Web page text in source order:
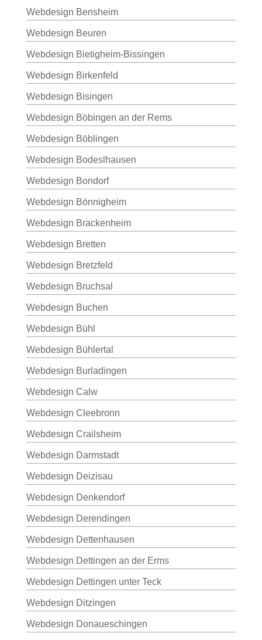
Webdesign Bensheim
Webdesign Beuren
Webdesign Bietigheim-Bissingen
Webdesign Birkenfeld
Webdesign Bisingen
Webdesign Böbingen an der Rems
Webdesign Böblingen
Webdesign Bodeslhausen
Webdesign Bondorf
Webdesign Bönnigheim
Webdesign Brackenheim
Webdesign Bretten
Webdesign Bretzfeld
Webdesign Bruchsal
Webdesign Buchen
Webdesign Bühl
Webdesign Bühlertal
Webdesign Burladingen
Webdesign Calw
Webdesign Cleebronn
Webdesign Crailsheim
Webdesign Darmstadt
Webdesign Deizisau
Webdesign Denkendorf
Webdesign Derendingen
Webdesign Dettenhausen
Webdesign Dettingen an der Erms
Webdesign Dettingen unter Teck
Webdesign Ditzingen
Webdesign Donaueschingen